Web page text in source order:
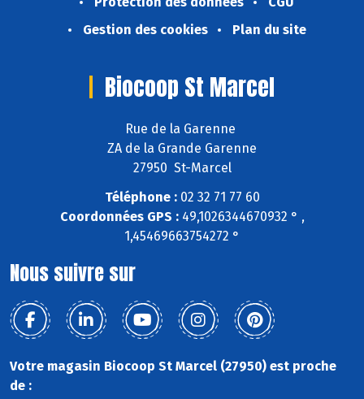
Gestion des cookies
Plan du site
Biocoop St Marcel
Rue de la Garenne
ZA de la Grande Garenne
27950 St-Marcel
Téléphone :02 32 71 77 60
Coordonnées GPS :49,1026344670932 ° ,
1,45469663754272 °
Nous suivre sur
Votre magasin Biocoop St Marcel (27950) est proche
de :